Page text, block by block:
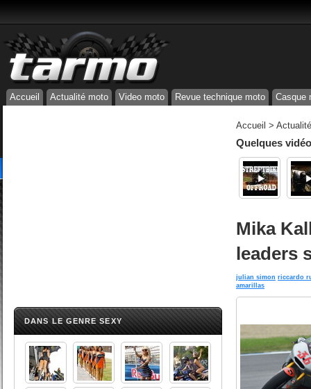
Accueil Actualité moto Video moto Revue technique moto Casque
DANS LE GENRE SEXY
Accueil >
Quelques
Mika
leaders
julian simon riccardo
amarillas